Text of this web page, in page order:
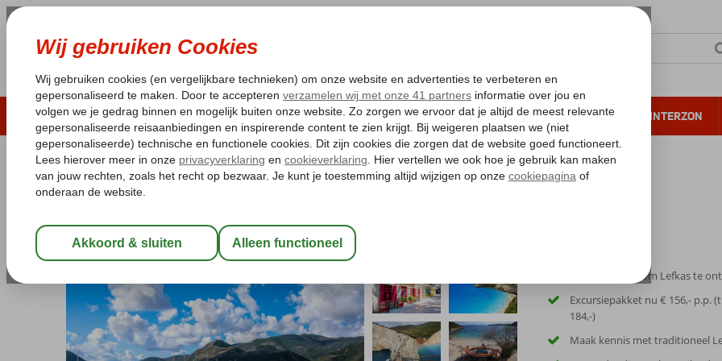
LAST MINUTE ZOMER 2026 ZONVAKANTIE VERRE REIZEN ALL INCLUSIVE WINTERZON
Pakketgarantie Laagsteprijsgarantie* Gratis annuleren*
Home
Griekenland Lefkas
Excursiereis Lefkas
Logies-Hotel
Unieke manier om Lefkas te
Excursiepakket nu € 156,- p.p.
184,-)
Maak kennis met traditioneel